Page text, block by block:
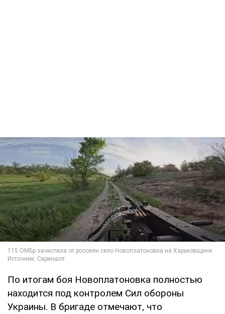
По итогам боя Новоплатоновка полностью
находится под контролем Сил обороны
Украины. В бригаде отмечают, что